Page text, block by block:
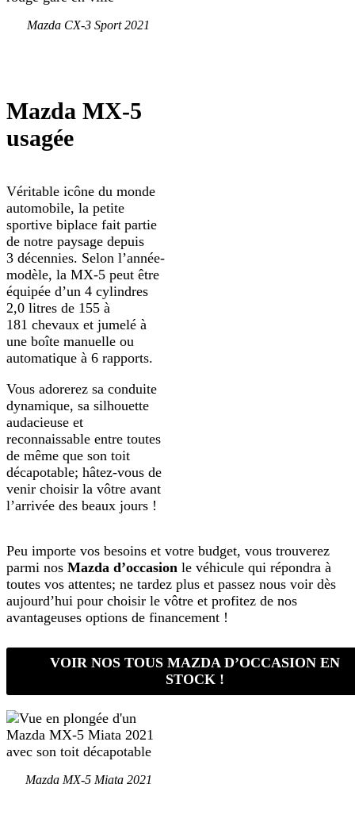
Mazda CX-3 Sport 2021
Mazda MX-5
usagée
Véritable icône du monde
automobile, la petite
sportive biplace fait partie
de notre paysage depuis
3 décennies. Selon l’année-
modèle, la MX-5 peut être
équipée d’un 4 cylindres
2,0 litres de 155 à
181 chevaux et jumelé à
une boîte manuelle ou
automatique à 6 rapports.
Vous adorerez sa conduite
dynamique, sa silhouette
audacieuse et
reconnaissable entre toutes
de même que son toit
décapotable; hâtez-vous de
venir choisir la vôtre avant
l’arrivée des beaux jours !
Mazda MX-5 Miata 2021
Peu importe vos besoins et votre budget, vous trouverez
parmi nos Mazda d’occasion le véhicule qui répondra à
toutes vos attentes; ne tardez plus et passez nous voir dès
aujourd’hui pour choisir le vôtre et profitez de nos
avantageuses options de financement !
VOIR NOS TOUS MAZDA D’OCCASION EN
STOCK !